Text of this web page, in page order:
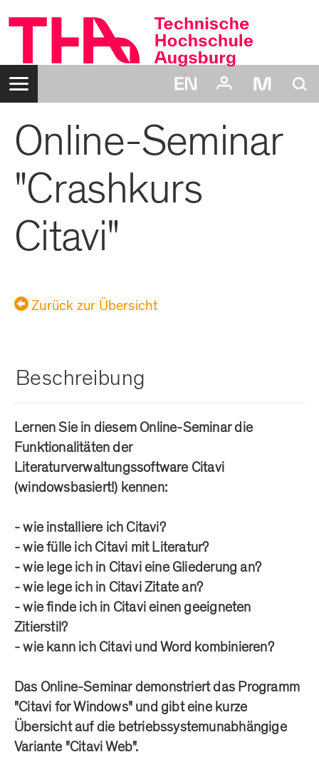
Inhalt
Navigation:
Benutzername: Passwort:
Online-Seminar
"Crashkurs
Citavi"
Zurück zur Übersicht
Beschreibung
Lernen Sie in diesem Online-Seminar die
Funktionalitäten der
Literaturverwaltungssoftware Citavi
(windowsbasiert!) kennen:
- wie installiere ich Citavi?
- wie fülle ich Citavi mit Literatur?
- wie lege ich in Citavi eine Gliederung an?
- wie lege ich in Citavi Zitate an?
- wie finde ich in Citavi einen geeigneten
Zitierstil?
- wie kann ich Citavi und Word kombinieren?
Das Online-Seminar demonstriert das Programm
"Citavi for Windows" und gibt eine kurze
Übersicht auf die betriebssystemunabhängige
Variante "Citavi Web".